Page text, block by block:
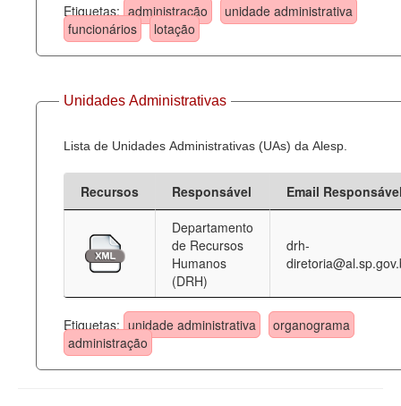
Etiquetas: administração
unidade administrativa
funcionários
lotação
Unidades Administrativas
Lista de Unidades Administrativas (UAs) da Alesp.
Recursos Responsável
Email
Departamento
de Recursos
Humanos
(DRH)
drh-
Etiquetas: unidade administrativa
organograma
administração